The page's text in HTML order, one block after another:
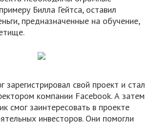
Билла Гейтса, оставил
предназначенные на обучение,
зарегистрировал свой проект и стал
компании Facebook. А затем
смог заинтересовать в проекте
инвесторов. Они помогли